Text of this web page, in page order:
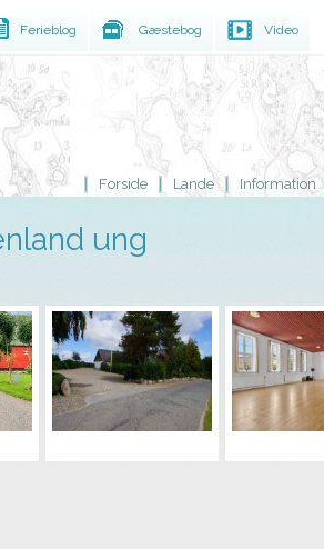
Forside Lande Information
ung
Ferieblog Gæstebog Video